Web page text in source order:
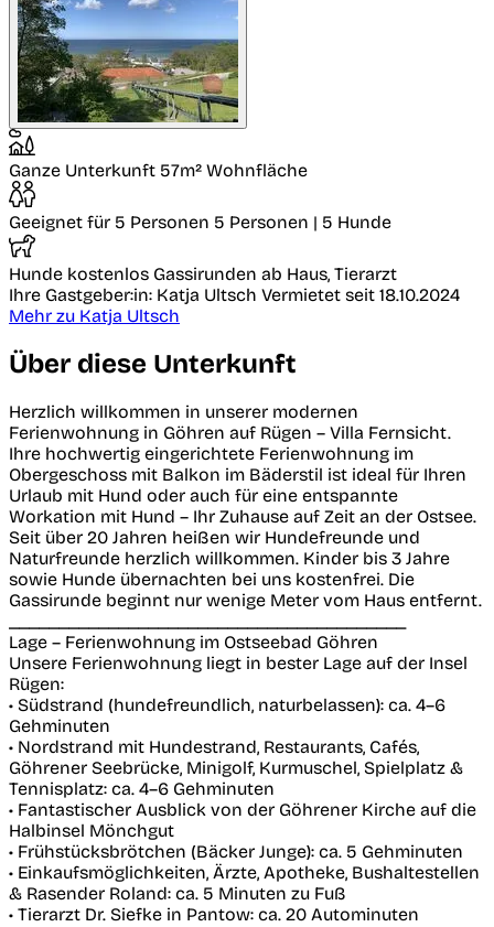
Ganze Unterkunft 57m² Wohnfläche
Geeignet für 5 Personen 5 Personen | 5 Hunde
Hunde kostenlos Gassirunden ab Haus, Tierarzt
Ihre Gastgeber:in: Katja Ultsch Vermietet seit 18.10.2024
Mehr zu Katja Ultsch
Über diese Unterkunft
Herzlich willkommen in unserer modernen
Ferienwohnung in Göhren auf Rügen – Villa Fernsicht.
Ihre hochwertig eingerichtete Ferienwohnung im
Obergeschoss mit Balkon im Bäderstil ist ideal für Ihren
Urlaub mit Hund oder auch für eine entspannte
Workation mit Hund – Ihr Zuhause auf Zeit an der Ostsee.
Seit über 20 Jahren heißen wir Hundefreunde und
Naturfreunde herzlich willkommen. Kinder bis 3 Jahre
sowie Hunde übernachten bei uns kostenfrei. Die
Gassirunde beginnt nur wenige Meter vom Haus entfernt.
Lage – Ferienwohnung im Ostseebad Göhren
Unsere Ferienwohnung liegt in bester Lage auf der Insel
Rügen:
• Südstrand (hundefreundlich, naturbelassen): ca. 4–6
Gehminuten
• Nordstrand mit Hundestrand, Restaurants, Cafés,
Göhrener Seebrücke, Minigolf, Kurmuschel, Spielplatz &
Tennisplatz: ca. 4–6 Gehminuten
• Fantastischer Ausblick von der Göhrener Kirche auf die
Halbinsel Mönchgut
• Frühstücksbrötchen (Bäcker Junge): ca. 5 Gehminuten
• Einkaufsmöglichkeiten, Ärzte, Apotheke, Bushaltestellen
& Rasender Roland: ca. 5 Minuten zu Fuß
• Tierarzt Dr. Siefke in Pantow: ca. 20 Autominuten